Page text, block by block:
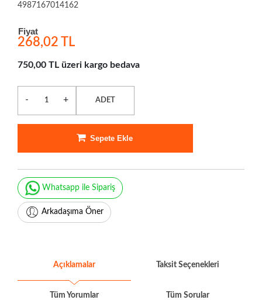
4987167014162
Fiyat
268,02 TL
750,00 TL üzeri kargo bedava
- + ADET
Sepete Ekle
Whatsapp ile Sipariş
Arkadaşıma Öner
Açıklamalar Taksit Seçenekleri
Tüm Yorumlar Tüm Sorular